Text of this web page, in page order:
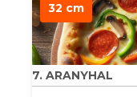
32 cm
7. ARANYHAL